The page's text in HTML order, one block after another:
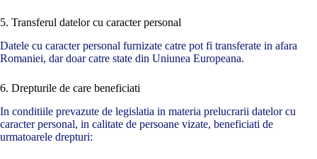
5. Transferul datelor cu caracter personal
Datele cu caracter personal furnizate catre pot fi transferate in afara
Romaniei, dar doar catre state din Uniunea Europeana.
6. Drepturile de care beneficiati
In conditiile prevazute de legislatia in materia prelucrarii datelor cu
caracter personal, in calitate de persoane vizate, beneficiati de
urmatoarele drepturi: